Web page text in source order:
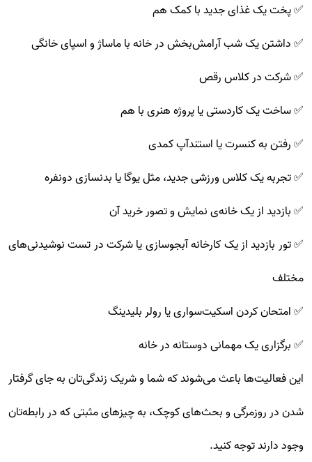
✅ پخت یک غذای جدید با کمک هم
✅ داشتن یک شب آرامش‌بخش در خانه با ماساژ و اسپای خانگی
✅ شرکت در کلاس رقص
✅ ساخت یک کاردستی یا پروژه هنری با هم
✅ رفتن به کنسرت یا استندآپ کمدی
✅ تجربه یک کلاس ورزشی جدید، مثل یوگا یا بدنسازی دونفره
✅ بازدید از یک خانه‌ی نمایش و تصور خرید آن
✅ تور بازدید از یک کارخانه آبجوسازی یا شرکت در تست نوشیدنی‌های
مختلف
✅ امتحان کردن اسکیت‌سواری یا رولر بلیدینگ
✅ برگزاری یک مهمانی دوستانه در خانه
این فعالیت‌ها باعث می‌شوند که شما و شریک زندگی‌تان به جای گرفتار
شدن در روزمرگی و بحث‌های کوچک، به چیزهای مثبتی که در رابطه‌تان
وجود دارند توجه کنید.